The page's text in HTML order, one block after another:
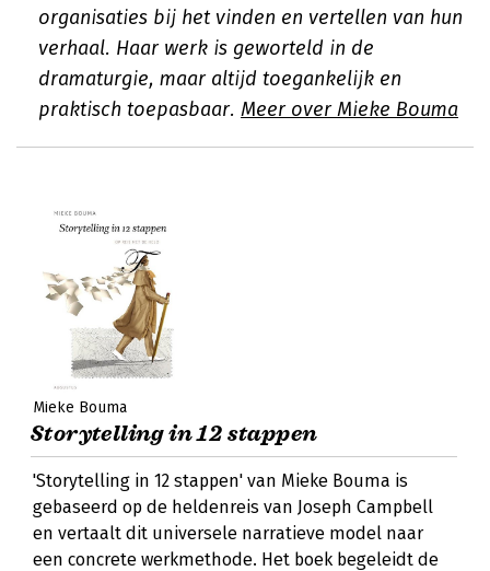
organisaties bij het vinden en vertellen van hun
verhaal. Haar werk is geworteld in de
dramaturgie, maar altijd toegankelijk en
praktisch toepasbaar. Meer over Mieke Bouma
Mieke Bouma
Storytelling in 12 stappen
'Storytelling in 12 stappen' van Mieke Bouma is
gebaseerd op de heldenreis van Joseph Campbell
en vertaalt dit universele narratieve model naar
een concrete werkmethode. Het boek begeleidt de